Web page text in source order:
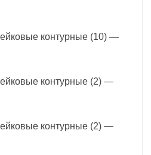
контурные (10) —
контурные (2) —
контурные (2) —